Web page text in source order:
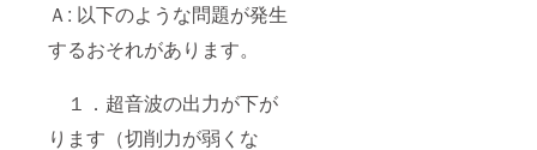
Ａ: 以下のような問題が発生
するおそれがあります。
１．超音波の出力が下が
ります（切削力が弱くな